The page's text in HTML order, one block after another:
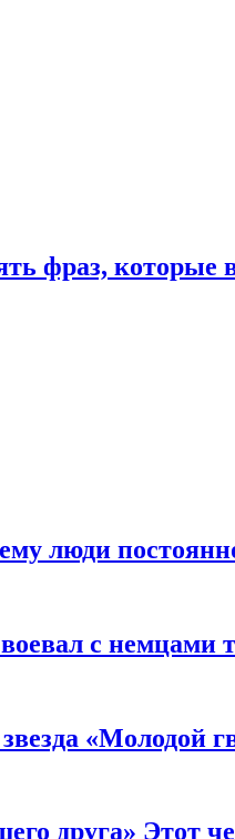
фраз,
люди
с немцами
звезда
друга» Этот